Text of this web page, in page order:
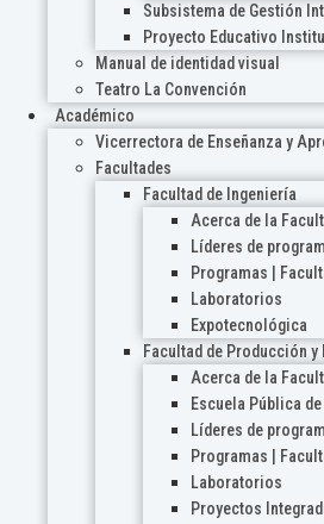
Subsistema de Gestión
Proyecto Educativo
Manual de identidad visual
Teatro La Convención
Académico
Vicerrectora de Enseñanza y
Facultades
Facultad de Ingeniería
Acerca de la
Líderes de
Programas |
Laboratorios
Expotecnológica
Facultad de Producción y
Acerca de la
Escuela Pública
Líderes de
Programas |
Laboratorios
Proyectos